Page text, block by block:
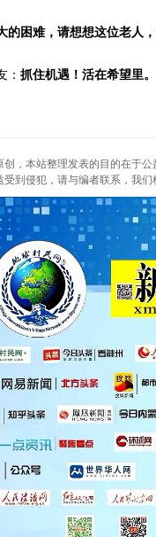
的困难，请想想这位老人
： 抓住机遇！活在希望里。
，本站整理发表的目的在于公
到侵犯，请与编者联系，我